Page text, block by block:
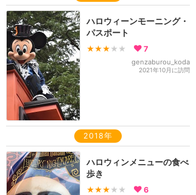
ハロウィーンモーニング・
パスポート
★★★ ★★ 7
genzaburou_koda
2021年10月に訪問
2018年
ハロウィンメニューの食べ
歩き
★★★ ★★ 6